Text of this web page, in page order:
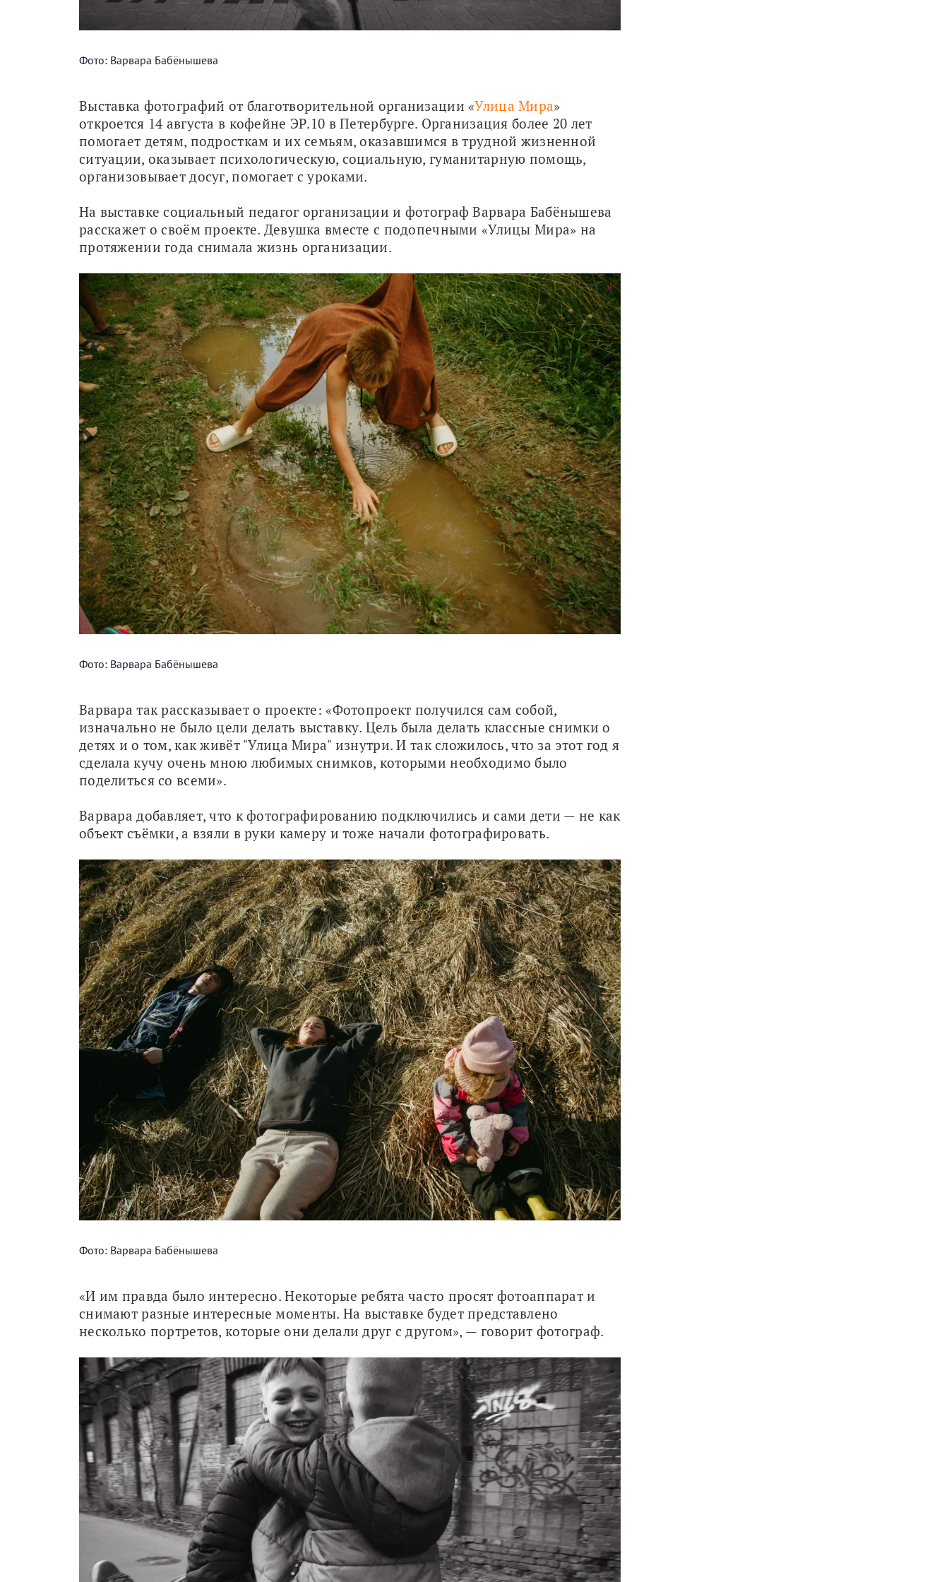
Фото: Варвара Бабёнышева
Выставка фотографий от благотворительной организации «Улица Мира»
откроется 14 августа в кофейне ЭР.10 в Петербурге. Организация более 20 лет
помогает детям, подросткам и их семьям, оказавшимся в трудной жизненной
ситуации, оказывает психологическую, социальную, гуманитарную помощь,
организовывает досуг, помогает с уроками.
На выставке социальный педагог организации и фотограф Варвара Бабёнышева
расскажет о своём проекте. Девушка вместе с подопечными «Улицы Мира» на
протяжении года снимала жизнь организации.
Фото: Варвара Бабёнышева
Варвара так рассказывает о проекте: «Фотопроект получился сам собой,
изначально не было цели делать выставку. Цель была делать классные снимки о
детях и о том, как живёт "Улица Мира" изнутри. И так сложилось, что за этот год я
сделала кучу очень мною любимых снимков, которыми необходимо было
поделиться со всеми».
Варвара добавляет, что к фотографированию подключились и сами дети — не как
объект съёмки, а взяли в руки камеру и тоже начали фотографировать.
Фото: Варвара Бабёнышева
«И им правда было интересно. Некоторые ребята часто просят фотоаппарат и
снимают разные интересные моменты. На выставке будет представлено
несколько портретов, которые они делали друг с другом», — говорит фотограф.